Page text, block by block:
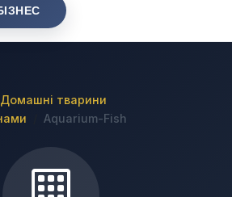
Домашні тварини
Aquarium-Fish